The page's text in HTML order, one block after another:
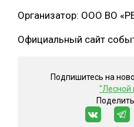
Организатор: ООО ВО
Официальный сайт
Подпишитесь на
"Лесной